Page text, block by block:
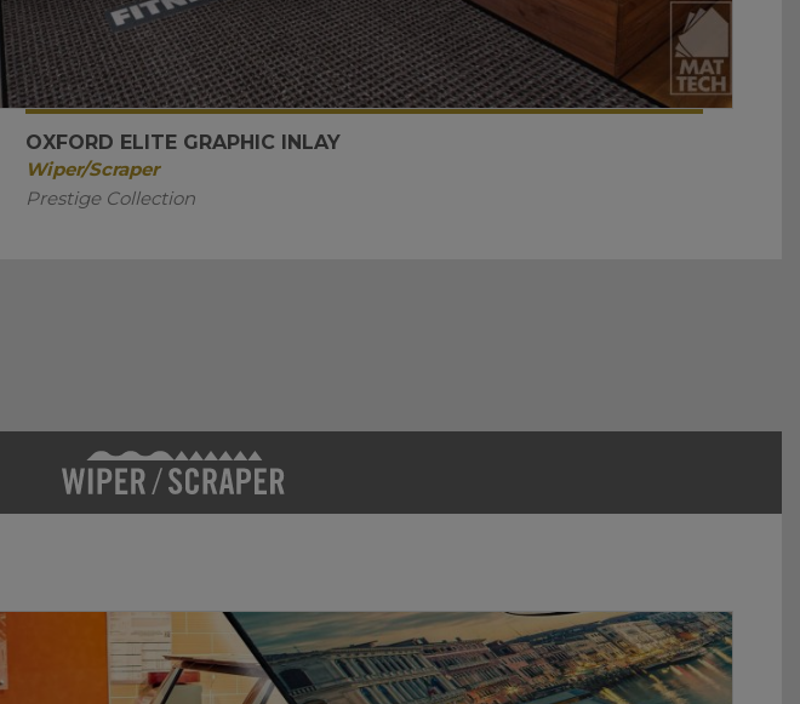
OXFORD ELITE GRAPHIC INLAY
Wiper/Scraper
Prestige Collection